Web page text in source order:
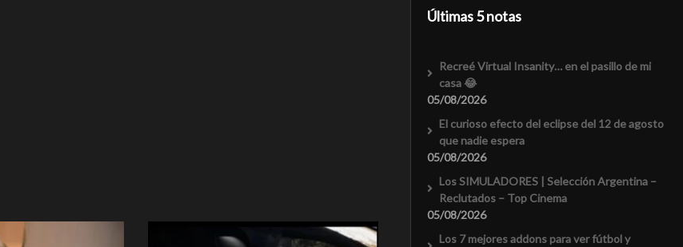
Últimas 5 notas
Recreé Virtual Insanity… en el pasillo de mi
casa 😂
05/08/2026
El curioso efecto del eclipse del 12 de agosto
que nadie espera
05/08/2026
Los SIMULADORES | Selección Argentina –
Reclutados – Top Cinema
05/08/2026
Los 7 mejores addons para ver fútbol y